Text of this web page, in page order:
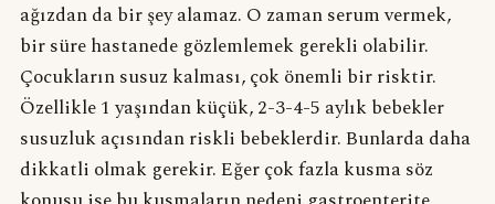
ağızdan da bir şey alamaz. O zaman serum vermek,
bir süre hastanede gözlemlemek gerekli olabilir.
Çocukların susuz kalması, çok önemli bir risktir.
Özellikle 1 yaşından küçük, 2-3-4-5 aylık bebekler
susuzluk açısından riskli bebeklerdir. Bunlarda daha
dikkatli olmak gerekir. Eğer çok fazla kusma söz